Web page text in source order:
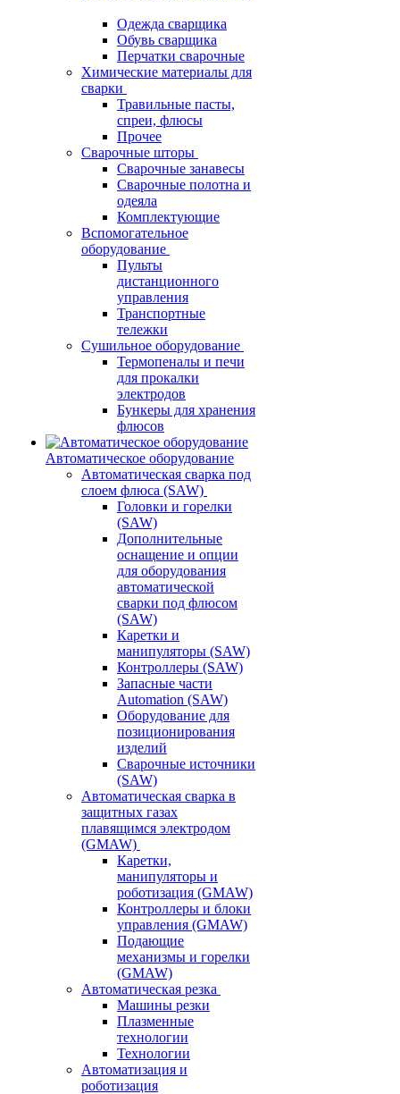
Одежда сварщика
Обувь сварщика
Перчатки сварочные
Химические материалы для
сварки
Травильные пасты,
спреи, флюсы
Прочее
Сварочные шторы
Сварочные занавесы
Сварочные полотна и
одеяла
Комплектующие
Вспомогательное
оборудование
Пульты
дистанционного
управления
Транспортные
тележки
Сушильное оборудование
Термопеналы и печи
для прокалки
электродов
Бункеры для хранения
флюсов
Автоматическое оборудование
Автоматическая сварка под
слоем флюса (SAW)
Головки и горелки
(SAW)
Дополнительные
оснащение и опции
для оборудования
автоматической
сварки под флюсом
(SAW)
Каретки и
манипуляторы (SAW)
Контроллеры (SAW)
Запасные части
Automation (SAW)
Оборудование для
позиционирования
изделий
Сварочные источники
(SAW)
Автоматическая сварка в
защитных газах
плавящимся электродом
(GMAW)
Каретки,
манипуляторы и
роботизация (GMAW)
Контроллеры и блоки
управления (GMAW)
Подающие
механизмы и горелки
(GMAW)
Автоматическая резка
Машины резки
Плазменные
технологии
Технологии
Автоматизация и
роботизация